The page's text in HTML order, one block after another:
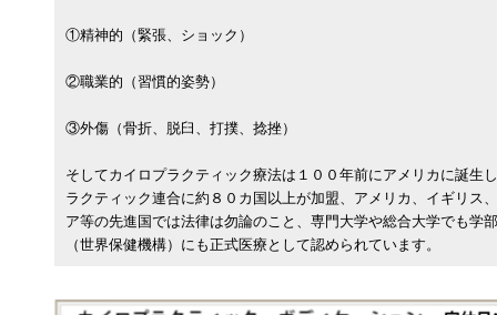
①精神的（緊張、ショック）
②職業的（習慣的姿勢）
③外傷（骨折、脱臼、打撲、捻挫）
そしてカイロプラクティック療法は１００年前にアメリカに誕生
ラクティック連合に約８０カ国以上が加盟、アメリカ、イギリス
ア等の先進国では法律は勿論のこと、専門大学や総合大学でも学
（世界保健機構）にも正式医療として認められています。